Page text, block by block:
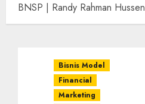
BNSP | Randy Rahman Hussen
Bisnis Model
Financial
Marketing